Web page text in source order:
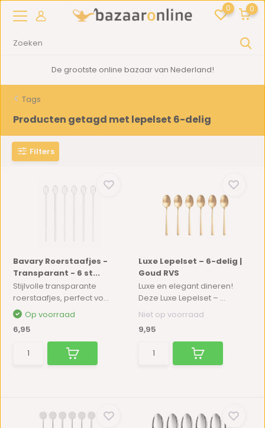
0 0
De grootste online bazaar van Nederland!
Tags
Producten getagd met lepelset 6-delig
Filters
Bavary Roerstaafjes -
Transparant - 6 st...
Stijlvolle transparante
roerstaafjes, perfect vo...
Op voorraad
6,95
Luxe Lepelset – 6-delig |
Goud RVS
Luxe en elegant dineren!
Deze Luxe Lepelset – ...
Niet op voorraad
9,95